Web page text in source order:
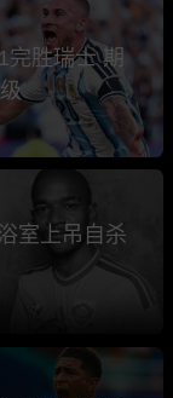
完胜瑞士 期
室上吊自杀